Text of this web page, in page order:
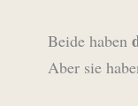
Beide haben
Aber sie